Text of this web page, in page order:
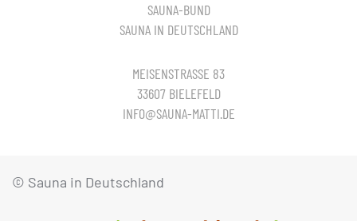
SAUNA-BUND
SAUNA IN DEUTSCHLAND
MEISENSTRASSE 83
33607 BIELEFELD
INFO@SAUNA-MATTI.DE
© Sauna in Deutschland